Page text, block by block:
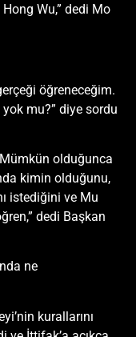
Wu,” dedi Mo
öğreneceğim.
mu?” diye sordu
olduğunca
kimin olduğunu,
istediğini ve Mu
dedi Başkan
ne
kurallarını